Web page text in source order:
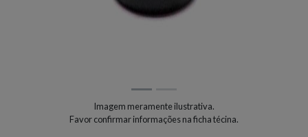
Imagem meramente ilustrativa.
Favor confirmar informações na ficha técina.